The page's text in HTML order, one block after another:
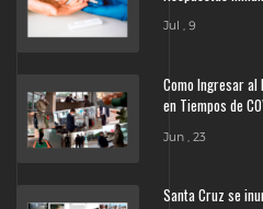
Jul , 9
Como Ingresar al
en Tiempos de
Jun , 23
Santa Cruz se